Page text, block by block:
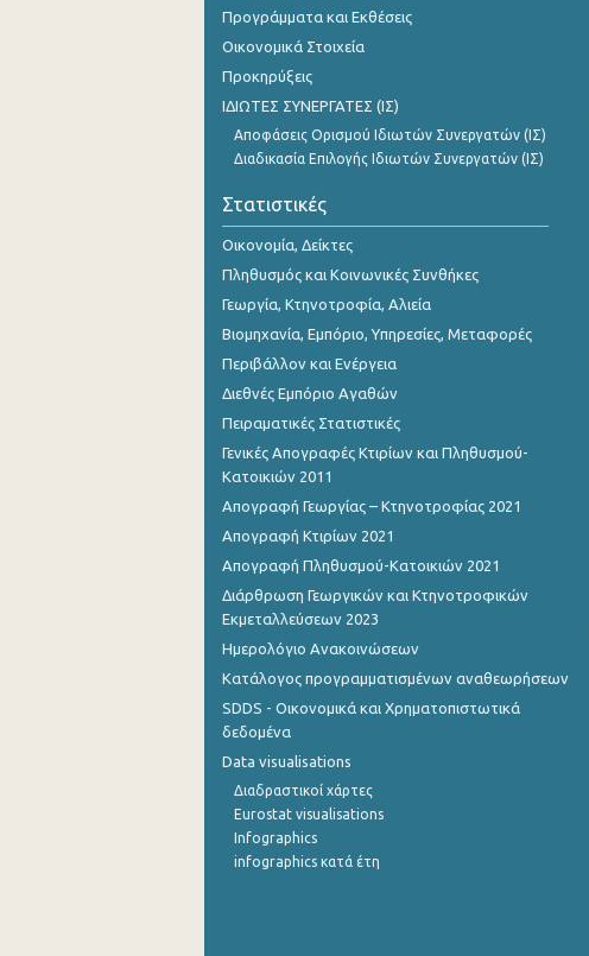
Προγράμματα και Εκθέσεις
Οικονομικά Στοιχεία
Προκηρύξεις
ΙΔΙΩΤΕΣ ΣΥΝΕΡΓΑΤΕΣ (ΙΣ)
Αποφάσεις Ορισμού Ιδιωτών Συνεργατών (ΙΣ)
Διαδικασία Επιλογής Ιδιωτών Συνεργατών (ΙΣ)
Στατιστικές
Οικονομία, Δείκτες
Πληθυσμός και Κοινωνικές Συνθήκες
Γεωργία, Κτηνοτροφία, Αλιεία
Βιομηχανία, Εμπόριο, Υπηρεσίες, Μεταφορές
Περιβάλλον και Ενέργεια
Διεθνές Εμπόριο Αγαθών
Πειραματικές Στατιστικές
Γενικές Απογραφές Κτιρίων και Πληθυσμού-
Κατοικιών 2011
Απογραφή Γεωργίας – Κτηνοτροφίας 2021
Απογραφή Κτιρίων 2021
Απογραφή Πληθυσμού-Κατοικιών 2021
Διάρθρωση Γεωργικών και Κτηνοτροφικών
Εκμεταλλεύσεων 2023
Ημερολόγιο Ανακοινώσεων
Κατάλογος προγραμματισμένων αναθεωρήσεων
SDDS - Οικονομικά και Χρηματοπιστωτικά
δεδομένα
Data visualisations
Διαδραστικοί χάρτες
Eurostat visualisations
Infographics
infographics κατά έτη